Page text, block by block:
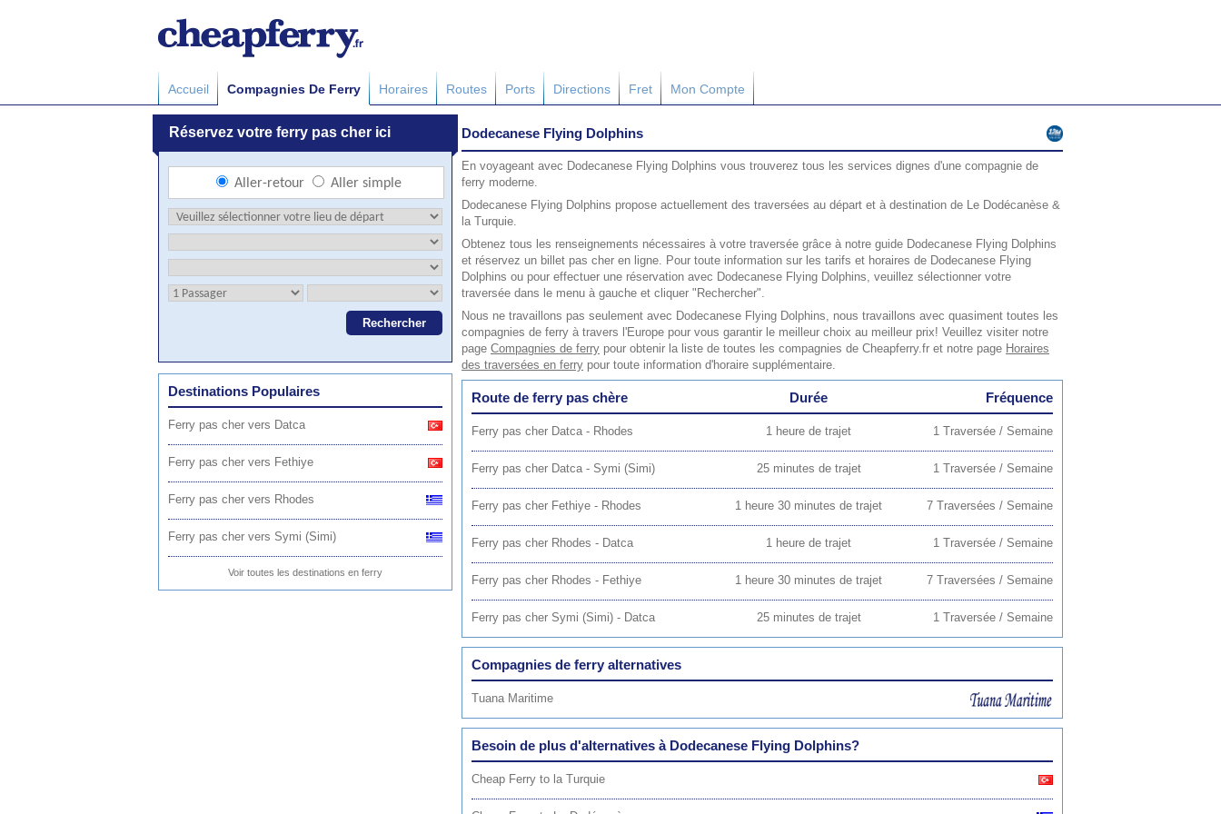
Accueil Compagnies De Ferry Horaires Routes Ports Directions Fret Mon Compte
Destinations Populaires
Ferry pas cher vers Datca
Ferry pas cher vers Fethiye
Ferry pas cher vers Rhodes
Ferry pas cher vers Symi (Simi)
Voir toutes les destinations en ferry
Dodecanese Flying Dolphins
En voyageant avec Dodecanese Flying Dolphins vous trouverez tous les services dignes d'une compagnie de
ferry moderne.
Dodecanese Flying Dolphins propose actuellement des traversées au départ et à destination de Le Dodécanèse &
la Turquie.
Obtenez tous les renseignements nécessaires à votre traversée grâce à notre guide Dodecanese Flying Dolphins
et réservez un billet pas cher en ligne. Pour toute information sur les tarifs et horaires de Dodecanese Flying
Dolphins ou pour effectuer une réservation avec Dodecanese Flying Dolphins, veuillez sélectionner votre
traversée dans le menu à gauche et cliquer "Rechercher".
Nous ne travaillons pas seulement avec Dodecanese Flying Dolphins, nous travaillons avec quasiment toutes les
compagnies de ferry à travers l'Europe pour vous garantir le meilleur choix au meilleur prix! Veuillez visiter notre
page Compagnies de ferry pour obtenir la liste de toutes les compagnies de Cheapferry.fr et notre page Horaires
des traversées en ferry pour toute information d'horaire supplémentaire.
Route de ferry pas chère Durée Fréquence
Ferry pas cher Datca - Rhodes 1 heure de trajet 1 Traversée / Semaine
Ferry pas cher Datca - Symi (Simi) 25 minutes de trajet 1 Traversée / Semaine
Ferry pas cher Fethiye - Rhodes 1 heure 30 minutes de trajet 7 Traversées / Semaine
Ferry pas cher Rhodes - Datca 1 heure de trajet 1 Traversée / Semaine
Ferry pas cher Rhodes - Fethiye 1 heure 30 minutes de trajet 7 Traversées / Semaine
Ferry pas cher Symi (Simi) - Datca 25 minutes de trajet 1 Traversée / Semaine
Compagnies de ferry alternatives
Tuana Maritime
Besoin de plus d'alternatives à Dodecanese Flying Dolphins?
Cheap Ferry to la Turquie